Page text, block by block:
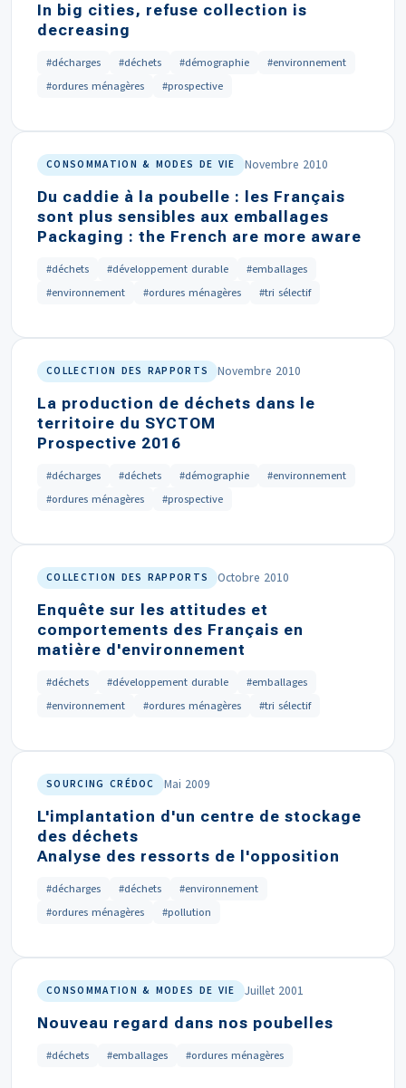
In big cities, refuse collection is
decreasing
#décharges #déchets #démographie
#environnement
#ordures ménagères
#prospective
CONSOMMATION & MODES DE VIE Novembre 2010
Du caddie à la poubelle : les Français
sont plus sensibles aux emballages
Packaging : the French are more aware
#déchets #développement durable
#emballages
#environnement
#ordures ménagères #tri sélectif
COLLECTION DES RAPPORTS Novembre 2010
La production de déchets dans le
territoire du SYCTOM
Prospective 2016
#décharges #déchets #démographie
#environnement
#ordures ménagères
#prospective
COLLECTION DES RAPPORTS Octobre 2010
Enquête sur les attitudes et
comportements des Français en
matière d'environnement
#déchets #développement durable
#emballages
#environnement
#ordures ménagères #tri sélectif
SOURCING CRÉDOC Mai 2009
L'implantation d'un centre de stockage
des déchets
Analyse des ressorts de l'opposition
#décharges #déchets
#environnement
#ordures ménagères
#pollution
CONSOMMATION & MODES DE VIE Juillet 2001
Nouveau regard dans nos poubelles
#déchets #emballages #ordures ménagères